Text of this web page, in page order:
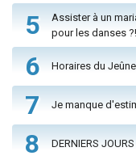
5
Assister à un
pour les danses
6 Horaires du
7 Je manque
8 DERNIERS